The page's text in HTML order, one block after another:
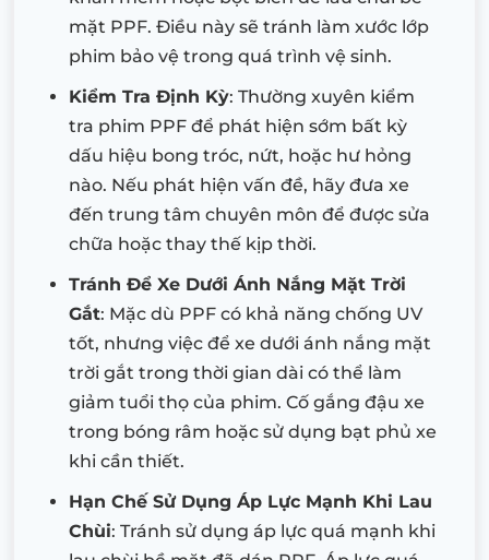
mặt PPF. Điều này sẽ tránh làm xước lớp
phim bảo vệ trong quá trình vệ sinh.
Kiểm Tra Định Kỳ: Thường xuyên kiểm
tra phim PPF để phát hiện sớm bất kỳ
dấu hiệu bong tróc, nứt, hoặc hư hỏng
nào. Nếu phát hiện vấn đề, hãy đưa xe
đến trung tâm chuyên môn để được sửa
chữa hoặc thay thế kịp thời.
Tránh Để Xe Dưới Ánh Nắng Mặt Trời
Gắt: Mặc dù PPF có khả năng chống UV
tốt, nhưng việc để xe dưới ánh nắng mặt
trời gắt trong thời gian dài có thể làm
giảm tuổi thọ của phim. Cố gắng đậu xe
trong bóng râm hoặc sử dụng bạt phủ xe
khi cần thiết.
Hạn Chế Sử Dụng Áp Lực Mạnh Khi Lau
Chùi: Tránh sử dụng áp lực quá mạnh khi